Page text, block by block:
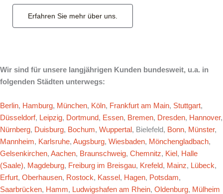
Erfahren Sie mehr über uns.
Wir sind für unsere langjährigen Kunden bundesweit, u.a. in
folgenden Städten unterwegs:
Berlin, Hamburg, München, Köln, Frankfurt am Main, Stuttgart,
Düsseldorf, Leipzig, Dortmund, Essen, Bremen, Dresden, Hannover,
Nürnberg, Duisburg, Bochum, Wuppertal , Bielefeld, Bonn, Münster,
Mannheim, Karlsruhe, Augsburg, Wiesbaden, Mönchengladbach,
Gelsenkirchen, Aachen, Braunschweig, Chemnitz, Kiel , Halle
(Saale), Magdeburg, Freiburg im Breisgau, Krefeld, Mainz, Lübeck,
Erfurt, Oberhausen, Rostock, Kassel , Hagen, Potsdam,
Saarbrücken, Hamm, Ludwigshafen am Rhein, Oldenburg, Mülheim